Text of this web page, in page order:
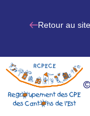
Retour au